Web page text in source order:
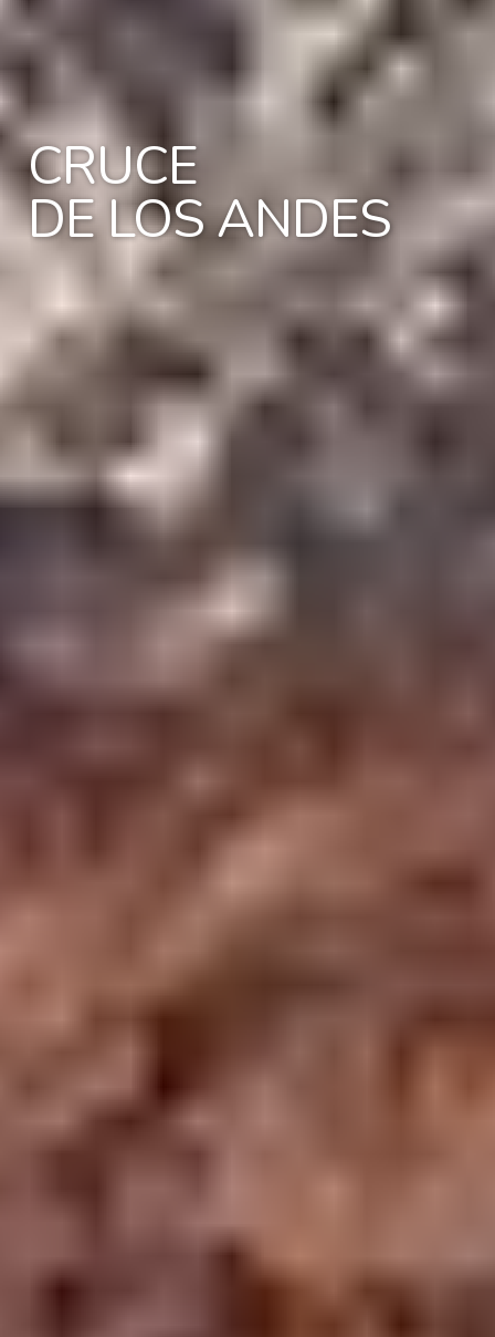
CRUCE
DE LOS ANDES